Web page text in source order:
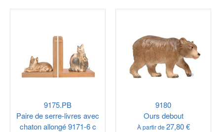
9175.PB
Paire de serre-livres avec
chaton allongé 9171-6 c
9180
Ours debout
À partir de 27,80 €